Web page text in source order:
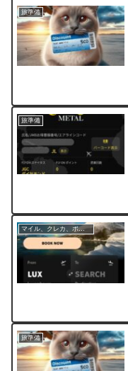
旅準備
旅準備
マイル、クレカ、ポイ活
旅準備